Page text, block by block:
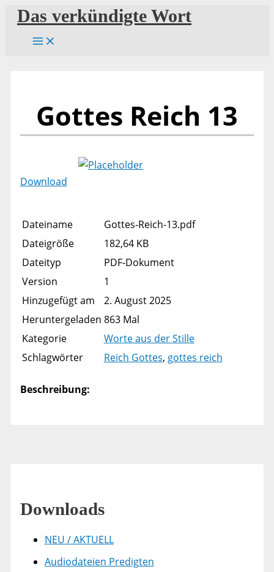
Zum
Inhalt
springen
Das verkündigte Wort
Gottes Reich 13
Download
Dateiname
Gottes-Reich-13.pdf
Dateigröße
182,64 KB
Dateityp
PDF-Dokument
Version
1
Hinzugefügt am
2. August 2025
Heruntergeladen 863 Mal
Kategorie
Worte aus der Stille
Schlagwörter
Reich Gottes, gottes reich
Beschreibung:
Downloads
NEU / AKTUELL
Audiodateien Predigten